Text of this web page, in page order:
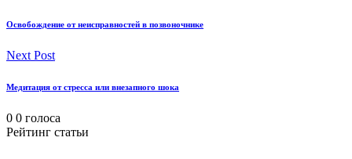
Освобождение от неисправностей в позвоночнике
Next Post
Медитация от стресса или внезапного шока
0 0 голоса
Рейтинг статьи